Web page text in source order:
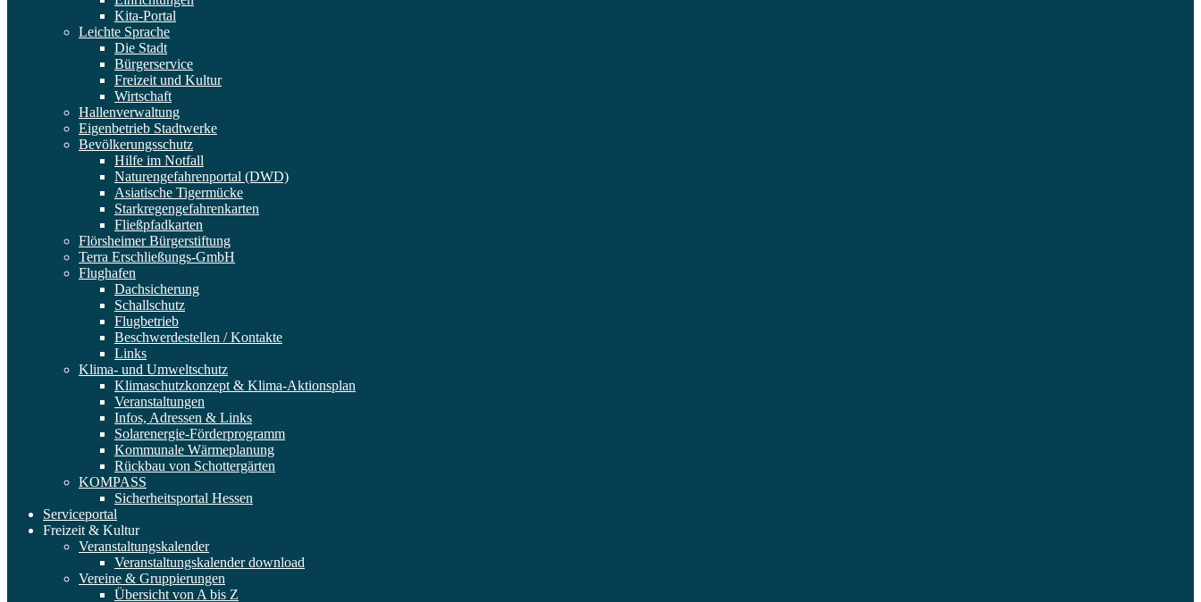
Kita-Portal
Leichte Sprache
Die Stadt
Bürgerservice
Freizeit und Kultur
Wirtschaft
Hallenverwaltung
Eigenbetrieb Stadtwerke
Bevölkerungsschutz
Hilfe im Notfall
Naturengefahrenportal (DWD)
Asiatische Tigermücke
Starkregengefahrenkarten
Fließpfadkarten
Flörsheimer Bürgerstiftung
Terra Erschließungs-GmbH
Flughafen
Dachsicherung
Schallschutz
Flugbetrieb
Beschwerdestellen / Kontakte
Links
Klima- und Umweltschutz
Klimaschutzkonzept & Klima-Aktionsplan
Veranstaltungen
Infos, Adressen & Links
Solarenergie-Förderprogramm
Kommunale Wärmeplanung
Rückbau von Schottergärten
KOMPASS
Sicherheitsportal Hessen
Serviceportal
Freizeit & Kultur
Veranstaltungskalender
Veranstaltungskalender download
Vereine & Gruppierungen
Übersicht von A bis Z